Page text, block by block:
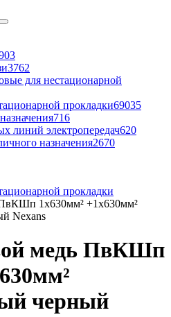
3762
для нестационарной
прокладки69035
716
линий электропередач620
назначения2670
прокладки
1x630мм² +1x630мм²
Nexans
медь ПвКШп
черный